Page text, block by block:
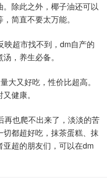
除此之外，椰子油还可以
简直不要太万能。
超市找不到，dm自产的
，养生必备。
大又好吃，性价比超高。
健康。
再也爬不出来了，淡淡的苦
都超好吃，抹茶蛋糕、抹
超的朋友们，可以在dm